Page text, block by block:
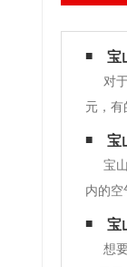
宝
对
元，
大有
用就
宝
宝
内的
气。
时还
宝
想